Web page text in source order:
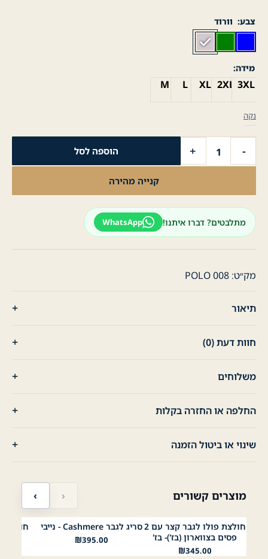
צבע וורוד
מידה
M L XL 2XL 3XL
נקה
-
של
פרימיום
+ הוספה לסל
קנייה מהירה
מתלבטים? דברו איתנו! WhatsApp
מק״ט: POLO 008
תיאור
חוות דעת (0)
משלוחים
החלפה או החזרה בקלות
שינוי או ביטול הזמנה
מוצרים קשורים ‹ ›
לבן כחול בז׳
חולצת פולו לגבר קצר עם 2
פסים בצווארון (בז')- בז'
₪345.00
שחורנייבי לבן בורדותכלת כחול סריג לגבר Cashmere - נייבי
₪395.00
לבן
חולצת